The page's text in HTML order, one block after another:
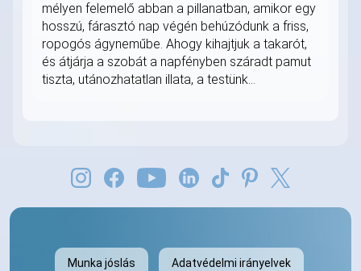
mélyen felemelő abban a pillanatban, amikor egy
hosszú, fárasztó nap végén behúzódunk a friss,
ropogós ágyneműbe. Ahogy kihajtjuk a takarót,
és átjárja a szobát a napfényben száradt pamut
tiszta, utánozhatatlan illata, a testünk...
Munka jóslás Adatvédelmi irányelvek